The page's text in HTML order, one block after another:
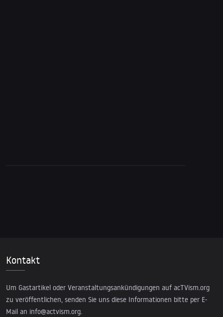
Kontakt
Um Gastartikel oder Veranstaltungsankündigungen auf acTVism.org
zu veröffentlichen, senden Sie uns diese Informationen bitte per E-
Mail an info@actvism.org.